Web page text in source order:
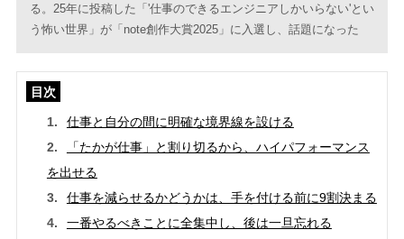
る。25年に投稿した「'仕事のできるエンジニアしかいらない'とい
う怖い世界」が「note創作大賞2025」に入選し、話題になった
目次
仕事と自分の間に明確な境界線を設ける
「たかが仕事」と割り切るから、ハイパフォーマンス
を出せる
仕事を減らせるかどうかは、手を付ける前に9割決まる
一番やるべきことに全集中し、後は一旦忘れる